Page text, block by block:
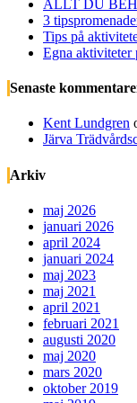
ALLT DU
3
Tips på
Egna aktiviteter
Senaste
Kent Lundgren
Järva
Arkiv
maj 2026
januari 2026
april 2024
januari 2024
maj 2023
maj 2021
april 2021
februari 2021
augusti 2020
maj 2020
mars 2020
oktober 2019